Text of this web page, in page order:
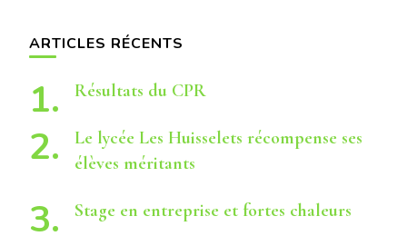
ARTICLES RÉCENTS
Résultats du CPR
Le lycée Les Huisselets récompense ses
élèves méritants
Stage en entreprise et fortes chaleurs